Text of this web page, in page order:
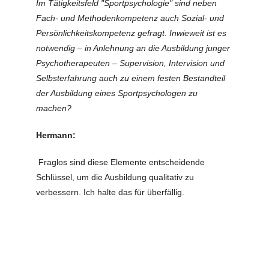
Im Tätigkeitsfeld "Sportpsychologie" sind neben
Fach- und Methodenkompetenz auch Sozial- und
Persönlichkeitskompetenz gefragt. Inwieweit ist es
notwendig – in Anlehnung an die Ausbildung junger
Psychotherapeuten – Supervision, Intervision und
Selbsterfahrung auch zu einem festen Bestandteil
der Ausbildung eines Sportpsychologen zu
machen?
Hermann:
Fraglos sind diese Elemente entscheidende
Schlüssel, um die Ausbildung qualitativ zu
verbessern. Ich halte das für überfällig.